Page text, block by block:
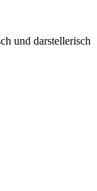
und darstellerisch